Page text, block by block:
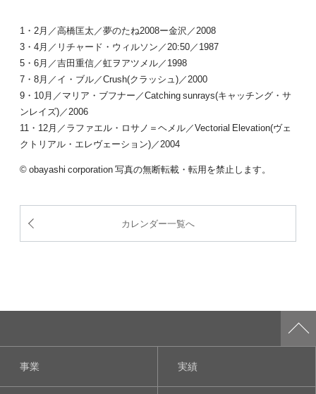
1・2月／高橋匡太／夢のたね2008ー金沢／2008
3・4月／リチャード・ウィルソン／20:50／1987
5・6月／吉田重信／虹ヲアツメル／1998
7・8月／イ・ブル／Crush(クラッシュ)／2000
9・10月／マリア・ブフナー／Catching sunrays(キャッチング・サ
ンレイズ)／2006
11・12月／ラファエル・ロサノ＝ヘメル／Vectorial Elevation(ヴェ
クトリアル・エレヴェーション)／2004
© obayashi corporation 写真の無断転載・転用を禁止します。
カレンダー一覧へ
事業 実績